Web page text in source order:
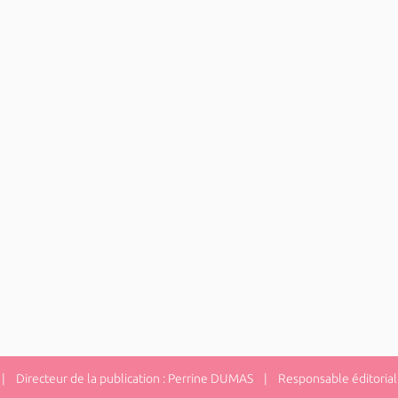
Directeur de la publication : Perrine DUMAS | Responsable éditorial :